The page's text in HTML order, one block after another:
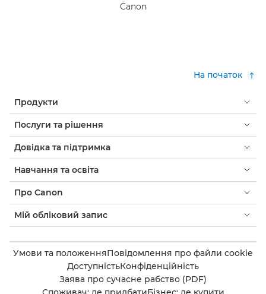
Canon
На початок
Продукти
Послуги та рішення
Довідка та підтримка
Навчання та освіта
Про Canon
Мій обліковий запис
Умови та положенняПовідомлення про файли cookie
ДоступністьКонфіденційність
Заява про сучасне рабство (PDF)